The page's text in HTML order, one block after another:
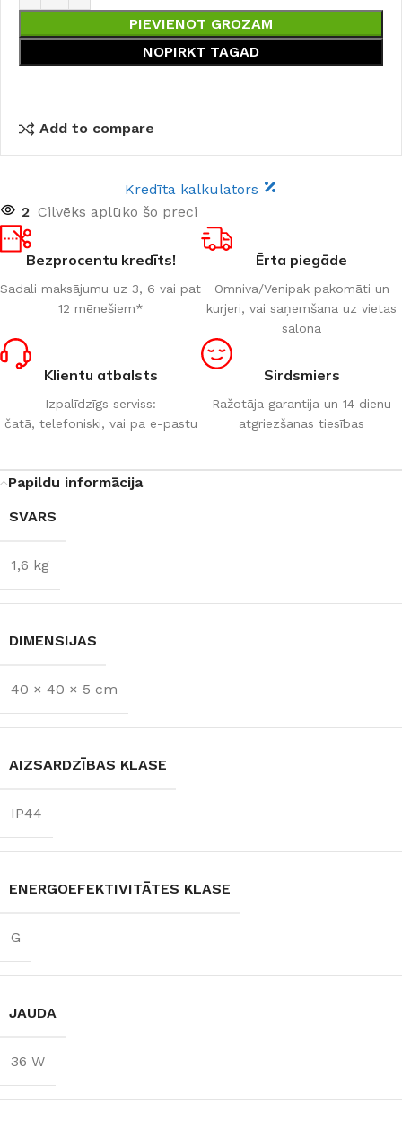
PIEVIENOT GROZAM
NOPIRKT TAGAD
Add to compare
Kredīta kalkulators
2 Cilvēks aplūko šo preci
Bezprocentu kredīts!
Sadali maksājumu uz 3, 6 vai pat
12 mēnešiem*
Ērta piegāde
Omniva/Venipak pakomāti un
kurjeri, vai saņemšana uz vietas
salonā
Klientu atbalsts
Izpalīdzīgs serviss:
čatā, telefoniski, vai pa e-pastu
Sirdsmiers
Ražotāja garantija un 14 dienu
atgriezšanas tiesības
Papildu informācija
SVARS
1,6 kg
DIMENSIJAS
40 × 40 × 5 cm
AIZSARDZĪBAS KLASE
IP44
ENERGOEFEKTIVITĀTES KLASE
G
JAUDA
36 W